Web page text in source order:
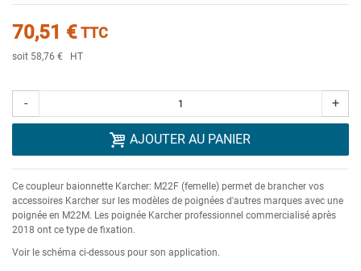
70,51 €TTC
soit 58,76 € HT
- +
AJOUTER AU PANIER
Ce coupleur baionnette Karcher: M22F (femelle) permet de brancher vos
accessoires Karcher sur les modèles de poignées d'autres marques avec une
poignée en M22M. Les poignée Karcher professionnel commercialisé après
2018 ont ce type de fixation.
Voir le schéma ci-dessous pour son application.